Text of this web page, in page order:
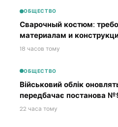
ОБЩЕСТВО
Сварочный костюм:
материалам и
18 часов тому
ОБЩЕСТВО
Військовий облік
передбачає постанова
22 часа тому